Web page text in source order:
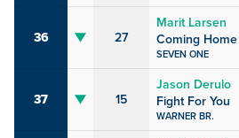
36 27
Marit Larsen
Coming Home
SEVEN ONE
37 15
Jason Derulo
Fight For You
WARNER BR.